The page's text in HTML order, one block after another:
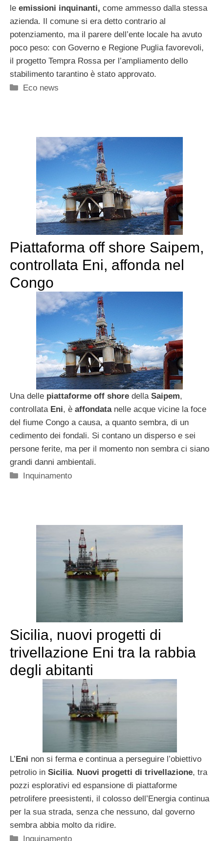
le emissioni inquinanti, come ammesso dalla stessa
azienda. Il comune si era detto contrario al
potenziamento, ma il parere dell’ente locale ha avuto
poco peso: con Governo e Regione Puglia favorevoli,
il progetto Tempra Rossa per l’ampliamento dello
stabilimento tarantino è stato approvato.
Categorie
Eco news
Piattaforma off shore Saipem,
controllata Eni, affonda nel
Congo
Una delle piattaforme off shore dellaSaipem,
controllata Eni, è affondatanelle acque vicine la foce
del fiume Congo a causa, a quanto sembra, di un
cedimento dei fondali. Si contano un disperso e sei
persone ferite, ma per il momento non sembra ci siano
grandi danni ambientali.
Categorie
Inquinamento
Sicilia, nuovi progetti di
trivellazione Eni tra la rabbia
degli abitanti
L’Eni non si ferma e continua a perseguire l’obiettivo
petrolio in Sicilia. Nuovi progetti di trivellazione, tra
pozzi esplorativi ed espansione di piattaforme
petrolifere preesistenti, il colosso dell’Energia continua
per la sua strada, senza che nessuno, dal governo
sembra abbia molto da ridire.
Categorie
Inquinamento